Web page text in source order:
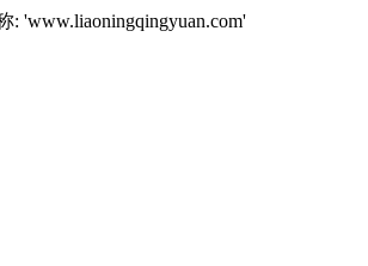
: 'www.liaoningqingyuan.com'